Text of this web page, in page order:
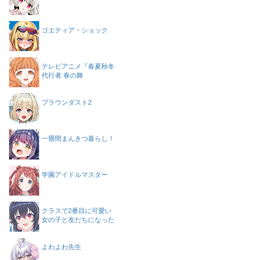
ゴエティア・ショック
テレビアニメ『春夏秋冬
代行者 春の舞
ブラウンダスト2
一畳間まんきつ暮らし！
学園アイドルマスター
クラスで2番目に可愛い
女の子と友だちになった
よわよわ先生